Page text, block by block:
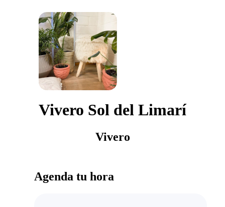
Vivero Sol del Limarí
Vivero
Agenda tu hora